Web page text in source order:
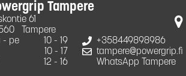
Tampere
61
Tampere
- pe
10 - 19
10 - 17
12 - 16
+358449898986
tampere@powergrip.fi
WhatsApp Tampere